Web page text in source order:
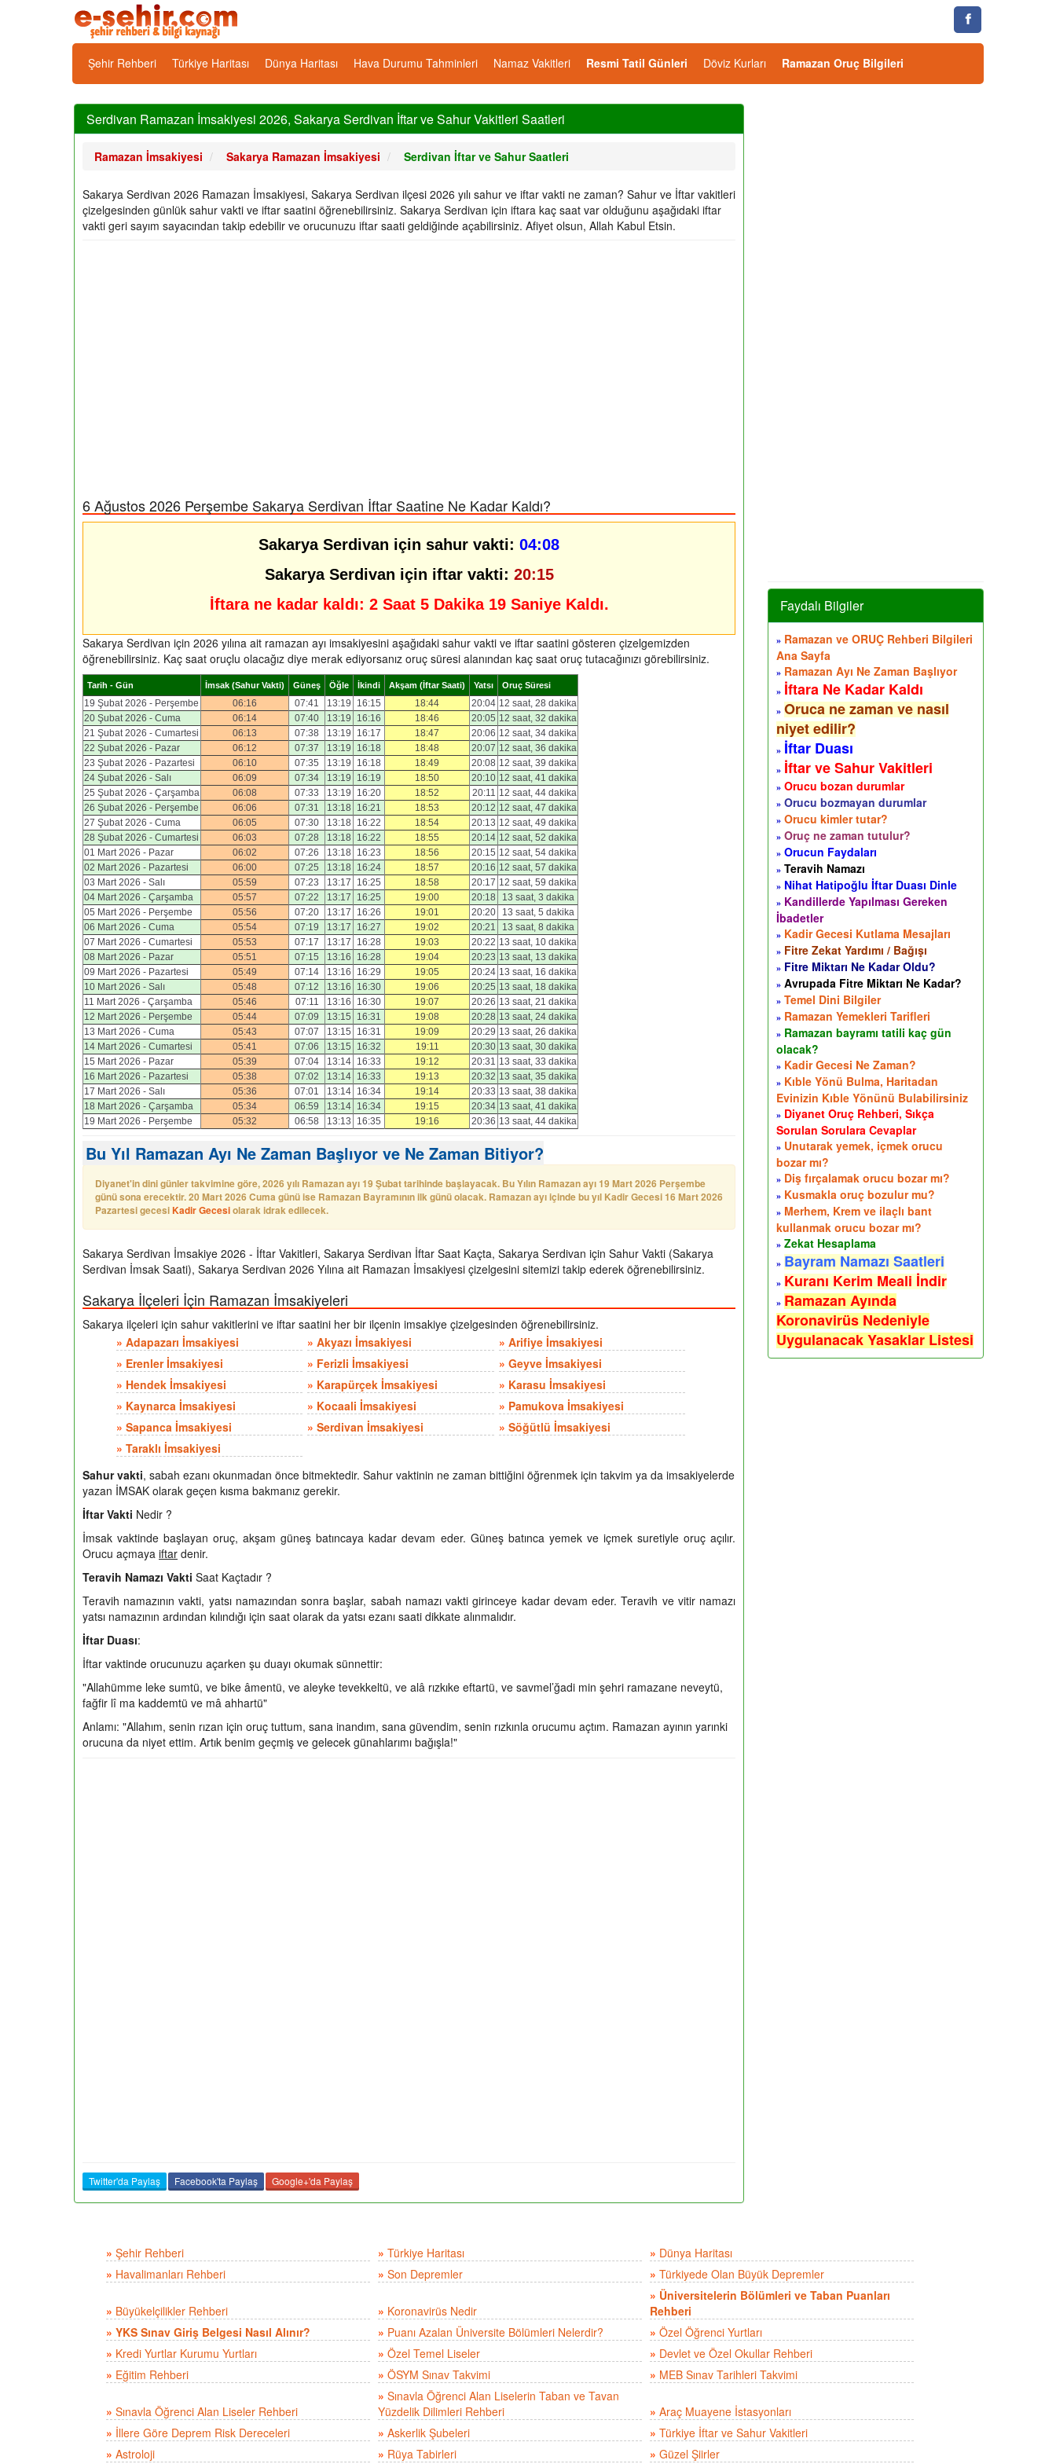
Şehir Rehberi Türkiye Haritası Dünya Haritası Hava Durumu Tahminleri Namaz Vakitleri Resmi Tatil Günleri Döviz Kurları Ramazan Oruç Bilgileri
Serdivan Ramazan İmsakiyesi 2026, Sakarya Serdivan İftar ve Sahur Vakitleri Saatleri
Ramazan İmsakiyesi Sakarya Ramazan İmsakiyesi Serdivan İftar ve Sahur Saatleri
Sakarya Serdivan 2026 Ramazan İmsakiyesi, Sakarya Serdivan ilçesi 2026 yılı sahur ve iftar vakti ne zaman? Sahur ve İftar vakitleri
çizelgesinden günlük sahur vakti ve iftar saatini öğrenebilirsiniz. Sakarya Serdivan için iftara kaç saat var olduğunu aşağıdaki iftar
vakti geri sayım sayacından takip edebilir ve orucunuzu iftar saati geldiğinde açabilirsiniz. Afiyet olsun, Allah Kabul Etsin.
6 Ağustos 2026 Perşembe Sakarya Serdivan İftar Saatine Ne Kadar Kaldı?
Sakarya Serdivan için sahur vakti: 04:08
Sakarya Serdivan için iftar vakti: 20:15
İftara ne kadar kaldı: 2 Saat 5 Dakika 18 Saniye Kaldı.
Sakarya Serdivan için 2026 yılına ait ramazan ayı imsakiyesini aşağıdaki sahur vakti ve iftar saatini gösteren çizelgemizden
öğrenebilirsiniz. Kaç saat oruçlu olacağız diye merak ediyorsanız oruç süresi alanından kaç saat oruç tutacağınızı görebilirsiniz.
Tarih - Gün İmsak (Sahur Vakti) Güneş Öğle İkindi Akşam (İftar Saati) Yatsı Oruç Süresi
19 Şubat 2026 - Perşembe 06:16 07:41 13:19 16:15 18:44 20:04 12 saat, 28 dakika
20 Şubat 2026 - Cuma
06:14 07:40 13:19 16:16 18:46 20:05 12 saat, 32 dakika
21 Şubat 2026 - Cumartesi
06:13 07:38 13:19 16:17 18:47 20:06 12 saat, 34 dakika
22 Şubat 2026 - Pazar
06:12 07:37 13:19 16:18 18:48 20:07 12 saat, 36 dakika
23 Şubat 2026 - Pazartesi
06:10 07:35 13:19 16:18 18:49 20:08 12 saat, 39 dakika
24 Şubat 2026 - Salı
06:09 07:34 13:19 16:19 18:50 20:10 12 saat, 41 dakika
25 Şubat 2026 - Çarşamba
06:08 07:33 13:19 16:20 18:52 20:11 12 saat, 44 dakika
26 Şubat 2026 - Perşembe
06:06 07:31 13:18 16:21 18:53 20:12 12 saat, 47 dakika
27 Şubat 2026 - Cuma
06:05 07:30 13:18 16:22 18:54 20:13 12 saat, 49 dakika
28 Şubat 2026 - Cumartesi
06:03 07:28 13:18 16:22 18:55 20:14 12 saat, 52 dakika
01 Mart 2026 - Pazar
06:02 07:26 13:18 16:23 18:56 20:15 12 saat, 54 dakika
02 Mart 2026 - Pazartesi
06:00 07:25 13:18 16:24 18:57 20:16 12 saat, 57 dakika
03 Mart 2026 - Salı
05:59 07:23 13:17 16:25 18:58 20:17 12 saat, 59 dakika
04 Mart 2026 - Çarşamba
05:57 07:22 13:17 16:25 19:00 20:18
13 saat, 3 dakika
05 Mart 2026 - Perşembe
05:56 07:20 13:17 16:26 19:01 20:20
13 saat, 5 dakika
06 Mart 2026 - Cuma
05:54 07:19 13:17 16:27 19:02 20:21
13 saat, 8 dakika
07 Mart 2026 - Cumartesi
05:53 07:17 13:17 16:28 19:03 20:22 13 saat, 10 dakika
08 Mart 2026 - Pazar
05:51 07:15 13:16 16:28 19:04 20:23 13 saat, 13 dakika
09 Mart 2026 - Pazartesi
05:49 07:14 13:16 16:29 19:05 20:24 13 saat, 16 dakika
10 Mart 2026 - Salı
05:48 07:12 13:16 16:30 19:06 20:25 13 saat, 18 dakika
11 Mart 2026 - Çarşamba
05:46 07:11 13:16 16:30 19:07 20:26 13 saat, 21 dakika
12 Mart 2026 - Perşembe
05:44 07:09 13:15 16:31 19:08 20:28 13 saat, 24 dakika
13 Mart 2026 - Cuma
05:43 07:07 13:15 16:31 19:09 20:29 13 saat, 26 dakika
14 Mart 2026 - Cumartesi
05:41 07:06 13:15 16:32 19:11 20:30 13 saat, 30 dakika
15 Mart 2026 - Pazar
05:39 07:04 13:14 16:33 19:12 20:31 13 saat, 33 dakika
16 Mart 2026 - Pazartesi
05:38 07:02 13:14 16:33 19:13 20:32 13 saat, 35 dakika
17 Mart 2026 - Salı
05:36 07:01 13:14 16:34 19:14 20:33 13 saat, 38 dakika
18 Mart 2026 - Çarşamba
05:34 06:59 13:14 16:34 19:15 20:34 13 saat, 41 dakika
19 Mart 2026 - Perşembe
05:32 06:58 13:13 16:35 19:16 20:36 13 saat, 44 dakika
Bu Yıl Ramazan Ayı Ne Zaman Başlıyor ve Ne Zaman Bitiyor?
Diyanet'in dini günler takvimine göre, 2026 yılı Ramazan ayı 19 Şubat tarihinde başlayacak. Bu Yılın Ramazan ayı 19 Mart 2026 Perşembe
günü sona erecektir. 20 Mart 2026 Cuma günü ise Ramazan Bayramının ilk günü olacak. Ramazan ayı içinde bu yıl Kadir Gecesi 16 Mart 2026
Pazartesi gecesiKadir Gecesiolarak idrak edilecek.
Sakarya Serdivan İmsakiye 2026 - İftar Vakitleri, Sakarya Serdivan İftar Saat Kaçta, Sakarya Serdivan için Sahur Vakti (Sakarya
Serdivan İmsak Saati), Sakarya Serdivan 2026 Yılına ait Ramazan İmsakiyesi çizelgesini sitemizi takip ederek öğrenebilirsiniz.
Sakarya İlçeleri İçin Ramazan İmsakiyeleri
Sakarya ilçeleri için sahur vakitlerini ve iftar saatini her bir ilçenin imsakiye çizelgesinden öğrenebilirsiniz.
» Adapazarı İmsakiyesi » Akyazı İmsakiyesi » Arifiye İmsakiyesi
» Erenler İmsakiyesi » Ferizli İmsakiyesi » Geyve İmsakiyesi
» Hendek İmsakiyesi » Karapürçek İmsakiyesi » Karasu İmsakiyesi
» Kaynarca İmsakiyesi » Kocaali İmsakiyesi » Pamukova İmsakiyesi
» Sapanca İmsakiyesi » Serdivan İmsakiyesi » Söğütlü İmsakiyesi
» Taraklı İmsakiyesi
Sahur vakti, sabah ezanı okunmadan önce bitmektedir. Sahur vaktinin ne zaman bittiğini öğrenmek için takvim ya da imsakiyelerde
yazan İMSAK olarak geçen kısma bakmanız gerekir.
İftar Vakti Nedir ?
İmsak vaktinde başlayan oruç, akşam güneş batıncaya kadar devam eder. Güneş batınca yemek ve içmek suretiyle oruç açılır.
Orucu açmaya iftar denir.
Teravih Namazı Vakti Saat Kaçtadır ?
Teravih namazının vakti, yatsı namazından sonra başlar, sabah namazı vakti girinceye kadar devam eder. Teravih ve vitir namazı
yatsı namazının ardından kılındığı için saat olarak da yatsı ezanı saati dikkate alınmalıdır.
İftar Duası:
İftar vaktinde orucunuzu açarken şu duayı okumak sünnettir:
"Allahümme leke sumtü, ve bike âmentü, ve aleyke tevekkeltü, ve alâ rızkıke eftartü, ve savmel’ğadi min şehri ramazane neveytü,
fağfir lî ma kaddemtü ve mâ ahhartü"
Anlamı: "Allahım, senin rızan için oruç tuttum, sana inandım, sana güvendim, senin rızkınla orucumu açtım. Ramazan ayının yarınki
orucuna da niyet ettim. Artık benim geçmiş ve gelecek günahlarımı bağışla!"
Twitter'da Paylaş Facebook'ta Paylaş Google+'da Paylaş
Faydalı Bilgiler
» Ramazan ve ORUÇ Rehberi Bilgileri
Ana Sayfa
» Ramazan Ayı Ne Zaman Başlıyor
» İftara Ne Kadar Kaldı
» Oruca ne zaman ve nasıl
niyet edilir?
» İftar Duası
» İftar ve Sahur Vakitleri
» Orucu bozan durumlar
» Orucu bozmayan durumlar
» Orucu kimler tutar?
» Oruç ne zaman tutulur?
» Orucun Faydaları
» Teravih Namazı
» Nihat Hatipoğlu İftar Duası Dinle
» Kandillerde Yapılması Gereken
İbadetler
» Kadir Gecesi Kutlama Mesajları
» Fitre Zekat Yardımı / Bağışı
» Fitre Miktarı Ne Kadar Oldu?
» Avrupada Fitre Miktarı Ne Kadar?
» Temel Dini Bilgiler
» Ramazan Yemekleri Tarifleri
» Ramazan bayramı tatili kaç gün
olacak?
» Kadir Gecesi Ne Zaman?
» Kıble Yönü Bulma, Haritadan
Evinizin Kıble Yönünü Bulabilirsiniz
» Diyanet Oruç Rehberi, Sıkça
Sorulan Sorulara Cevaplar
» Unutarak yemek, içmek orucu
bozar mı?
» Diş fırçalamak orucu bozar mı?
» Kusmakla oruç bozulur mu?
» Merhem, Krem ve ilaçlı bant
kullanmak orucu bozar mı?
» Zekat Hesaplama
» Bayram Namazı Saatleri
» Kuranı Kerim Meali İndir
» Ramazan Ayında
Koronavirüs Nedeniyle
Uygulanacak Yasaklar Listesi
» Şehir Rehberi » Türkiye Haritası » Dünya Haritası
» Havalimanları Rehberi » Son Depremler » Türkiyede Olan Büyük Depremler
» Büyükelçilikler Rehberi » Koronavirüs Nedir
» Üniversitelerin Bölümleri ve Taban Puanları
Rehberi
» YKS Sınav Giriş Belgesi Nasıl Alınır? » Puanı Azalan Üniversite Bölümleri Nelerdir? » Özel Öğrenci Yurtları
» Kredi Yurtlar Kurumu Yurtları » Özel Temel Liseler » Devlet ve Özel Okullar Rehberi
» Eğitim Rehberi » ÖSYM Sınav Takvimi » MEB Sınav Tarihleri Takvimi
» Sınavla Öğrenci Alan Liseler Rehberi
» Sınavla Öğrenci Alan Liselerin Taban ve Tavan
Yüzdelik Dilimleri Rehberi
» Araç Muayene İstasyonları
» İllere Göre Deprem Risk Dereceleri » Askerlik Şubeleri » Türkiye İftar ve Sahur Vakitleri
» Astroloji » Rüya Tabirleri » Güzel Şiirler